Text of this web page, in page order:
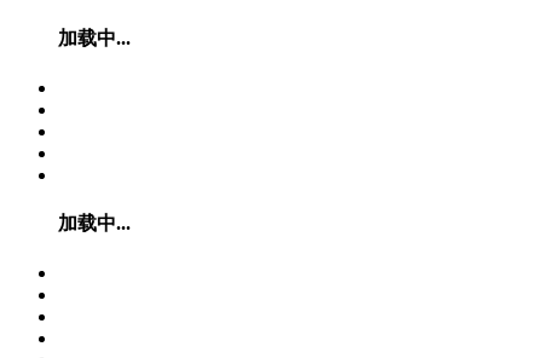
加载中...
加载中...